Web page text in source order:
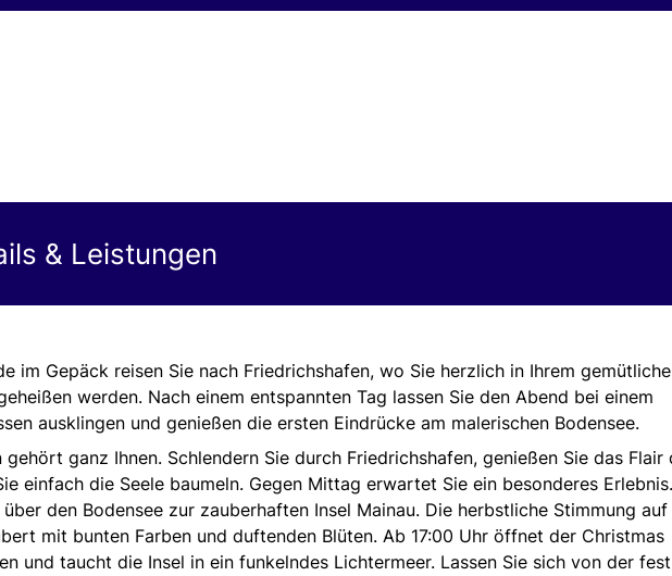
& Leistungen
im Gepäck reisen Sie nach Friedrichshafen, wo Sie herzlich in Ihrem
werden. Nach einem entspannten Tag lassen Sie den Abend bei einem
ausklingen und genießen die ersten Eindrücke am malerischen Bodensee.
gehört ganz Ihnen. Schlendern Sie durch Friedrichshafen, genießen Sie das Flair
einfach die Seele baumeln. Gegen Mittag erwartet Sie ein besonderes
den Bodensee zur zauberhaften Insel Mainau. Die herbstliche Stimmung
mit bunten Farben und duftenden Blüten. Ab 17:00 Uhr öffnet der Christmas
und taucht die Insel in ein funkelndes Lichtermeer. Lassen Sie sich von der